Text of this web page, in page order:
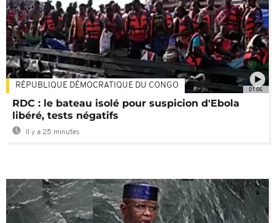
01:06
RÉPUBLIQUE DÉMOCRATIQUE DU CONGO
RDC : le bateau isolé pour suspicion d'Ebola
libéré, tests négatifs
Il y a 25 minutes